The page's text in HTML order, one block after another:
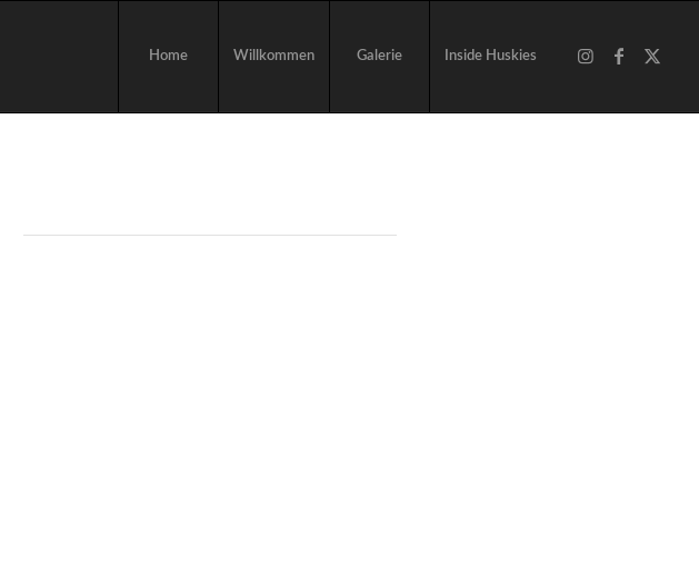
Home Willkommen Galerie Inside Huskies